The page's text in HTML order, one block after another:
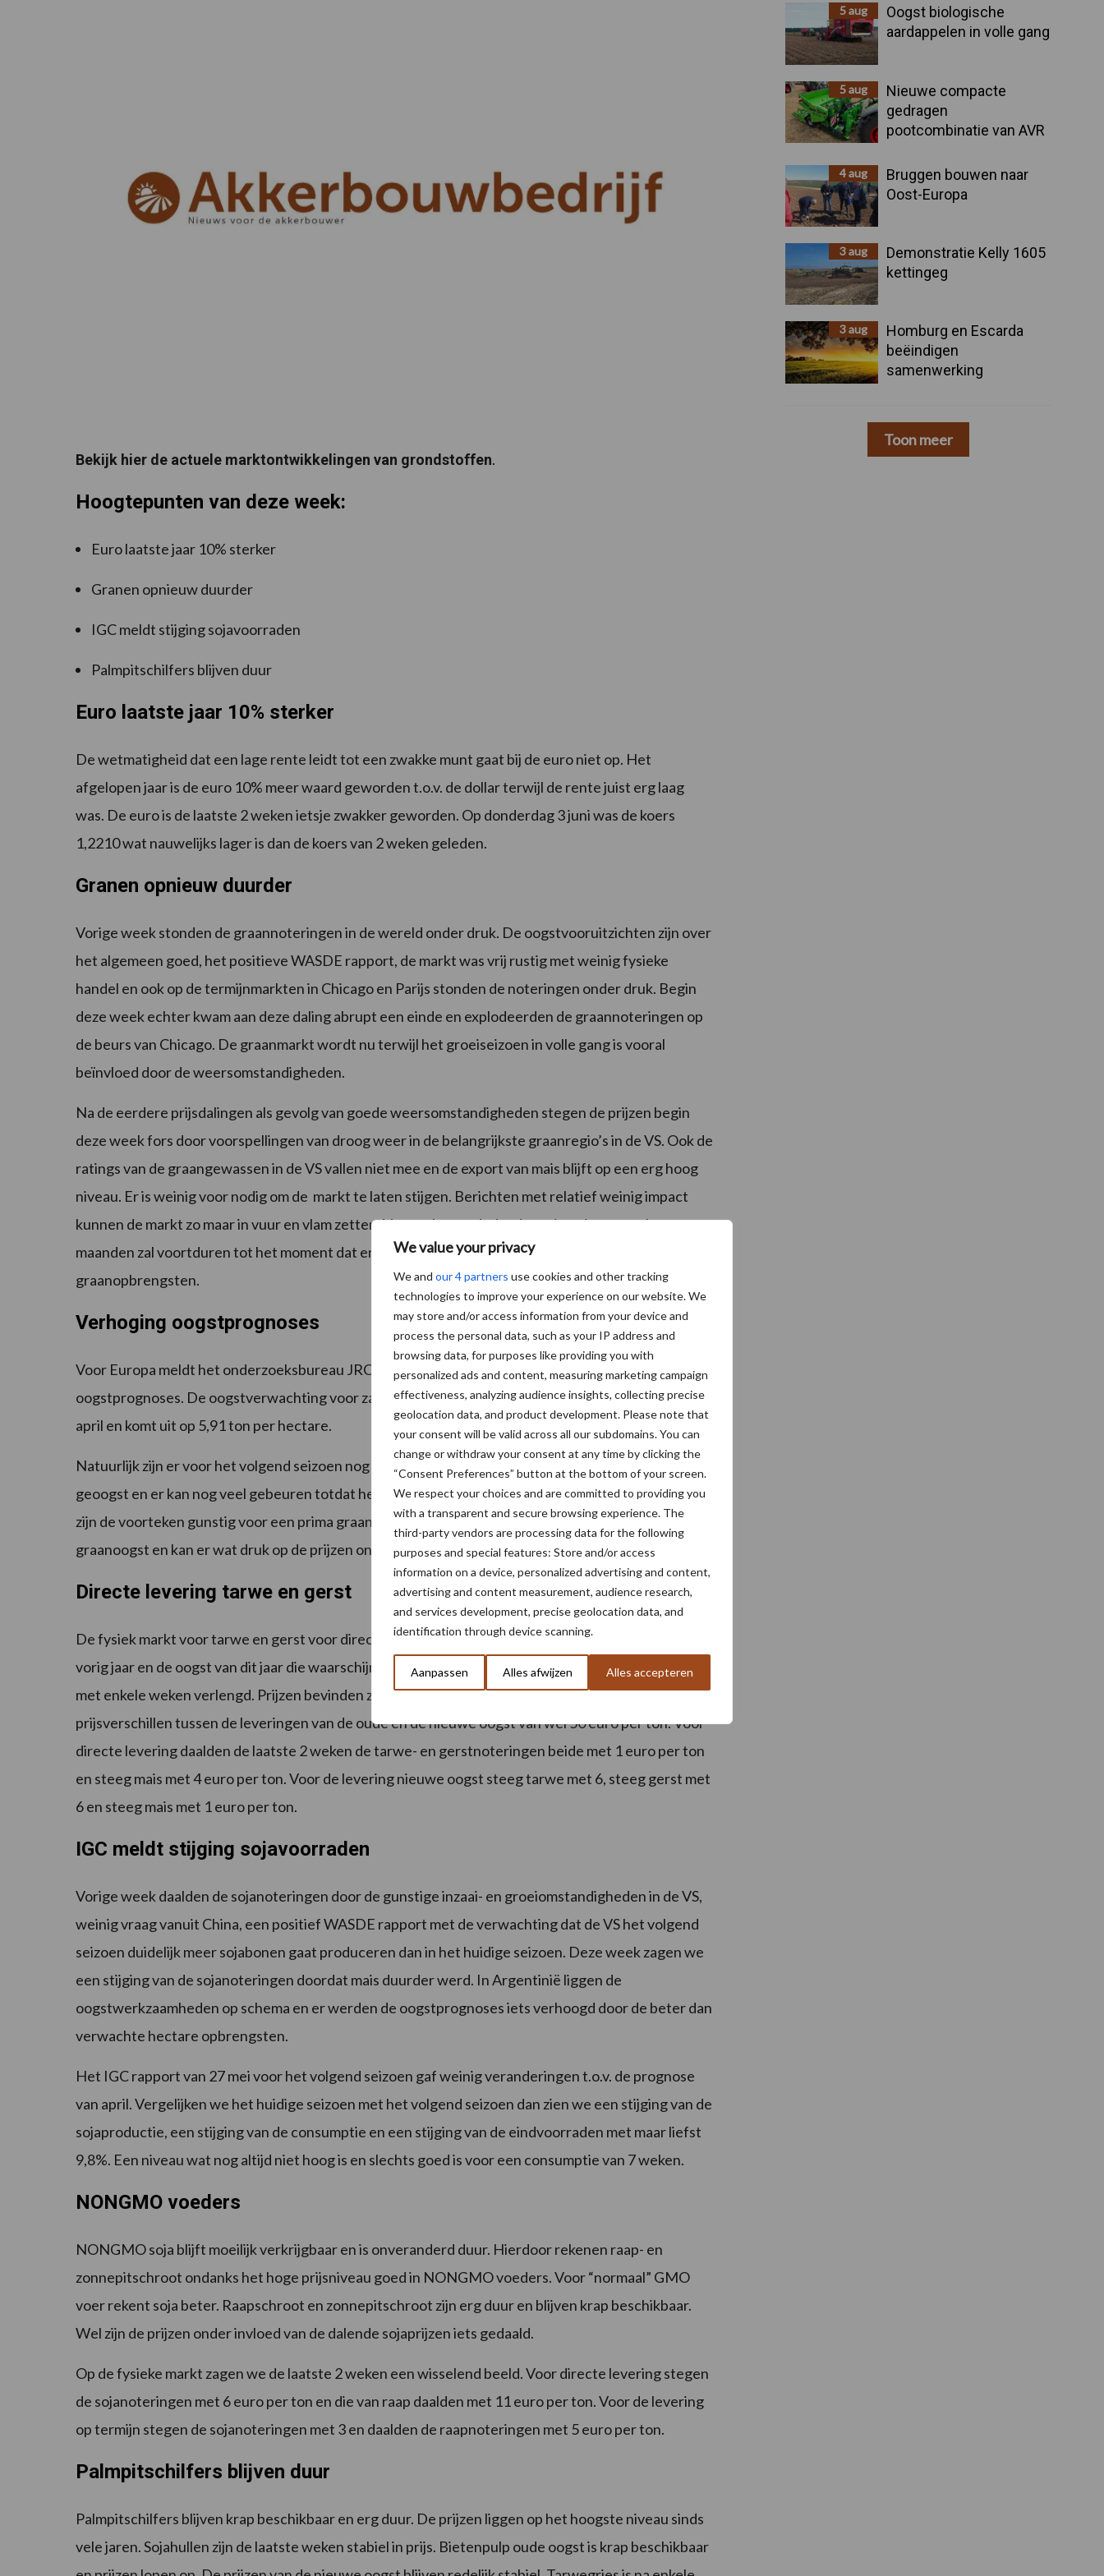
We value your privacy
We and our 4 partners use cookies and other tracking
technologies to improve your experience on our website. We
may store and/or access information from your device and
process the personal data, such as your IP address and
browsing data, for purposes like providing you with
personalized ads and content, measuring marketing campaign
effectiveness, analyzing audience insights, collecting precise
geolocation data, and product development. Please note that
your consent will be valid across all our subdomains. You can
change or withdraw your consent at any time by clicking the
“Consent Preferences” button at the bottom of your screen.
We respect your choices and are committed to providing you
with a transparent and secure browsing experience. The
third-party vendors are processing data for the following
purposes and special features: Store and/or access
information on a device, personalized advertising and content,
advertising and content measurement, audience research,
and services development, precise geolocation data, and
identification through device scanning.
Aanpassen Alles afwijzen Alles accepteren
Bekijk hier de actuele marktontwikkelingen van grondstoffen.
Hoogtepunten van deze week:
Euro laatste jaar 10% sterker
Granen opnieuw duurder
IGC meldt stijging sojavoorraden
Palmpitschilfers blijven duur
Euro laatste jaar 10% sterker
De wetmatigheid dat een lage rente leidt tot een zwakke munt gaat bij de euro niet op. Het
afgelopen jaar is de euro 10% meer waard geworden t.o.v. de dollar terwijl de rente juist erg laag
was. De euro is de laatste 2 weken ietsje zwakker geworden. Op donderdag 3 juni was de koers
1,2210 wat nauwelijks lager is dan de koers van 2 weken geleden.
Granen opnieuw duurder
Vorige week stonden de graannoteringen in de wereld onder druk. De oogstvooruitzichten zijn over
het algemeen goed, het positieve WASDE rapport, de markt was vrij rustig met weinig fysieke
handel en ook op de termijnmarkten in Chicago en Parijs stonden de noteringen onder druk. Begin
deze week echter kwam aan deze daling abrupt een einde en explodeerden de graannoteringen op
de beurs van Chicago. De graanmarkt wordt nu terwijl het groeiseizoen in volle gang is vooral
beïnvloed door de weersomstandigheden.
Na de eerdere prijsdalingen als gevolg van goede weersomstandigheden stegen de prijzen begin
deze week fors door voorspellingen van droog weer in de belangrijkste graanregio’s in de VS. Ook de
ratings van de graangewassen in de VS vallen niet mee en de export van mais blijft op een erg hoog
niveau. Er is weinig voor nodig om de markt te laten stijgen. Berichten met relatief weinig impact
kunnen de markt zo maar in vuur en vlam zetten. Verwacht wordt dat deze situatie nog wel een paar
maanden zal voortduren tot het moment dat er meer duidelijkheid is over de uiteindelijke
graanopbrengsten.
Verhoging oogstprognoses
Voor Europa meldt het onderzoeksbureau JRC van de Europese Commissie een verhoging va de
oogstprognoses. De oogstverwachting voor zachte tarwe is met 1% verhoogd t.o.v. de schatting van
april en komt uit op 5,91 ton per hectare.
Natuurlijk zijn er voor het volgend seizoen nog de nodige onzekerheden. Het graan is nog niet
geoogst en er kan nog veel gebeuren totdat het graan in de schuur is opgeslagen. Voorlopig echter
zijn de voorteken gunstig voor een prima graanoogst. Vanaf de volgende maand juni begint de
graanoogst en kan er wat druk op de prijzen ontstaan.
Directe levering tarwe en gerst
De fysiek markt voor tarwe en gerst voor directe levering is zeer krap. Door de vroege oogst van
vorig jaar en de oogst van dit jaar die waarschijnlijk wat later komt, wordt het graanseizoen zo maar
met enkele weken verlengd. Prijzen bevinden zich dan ook op een zeer hoog niveau met een grote
prijsverschillen tussen de leveringen van de oude en de nieuwe oogst van wel 50 euro per ton. Voor
directe levering daalden de laatste 2 weken de tarwe- en gerstnoteringen beide met 1 euro per ton
en steeg mais met 4 euro per ton. Voor de levering nieuwe oogst steeg tarwe met 6, steeg gerst met
6 en steeg mais met 1 euro per ton.
IGC meldt stijging sojavoorraden
Vorige week daalden de sojanoteringen door de gunstige inzaai- en groeiomstandigheden in de VS,
weinig vraag vanuit China, een positief WASDE rapport met de verwachting dat de VS het volgend
seizoen duidelijk meer sojabonen gaat produceren dan in het huidige seizoen. Deze week zagen we
een stijging van de sojanoteringen doordat mais duurder werd. In Argentinië liggen de
oogstwerkzaamheden op schema en er werden de oogstprognoses iets verhoogd door de beter dan
verwachte hectare opbrengsten.
Het IGC rapport van 27 mei voor het volgend seizoen gaf weinig veranderingen t.o.v. de prognose
van april. Vergelijken we het huidige seizoen met het volgend seizoen dan zien we een stijging van de
sojaproductie, een stijging van de consumptie en een stijging van de eindvoorraden met maar liefst
9,8%. Een niveau wat nog altijd niet hoog is en slechts goed is voor een consumptie van 7 weken.
NONGMO voeders
NONGMO soja blijft moeilijk verkrijgbaar en is onveranderd duur. Hierdoor rekenen raap- en
zonnepitschroot ondanks het hoge prijsniveau goed in NONGMO voeders. Voor “normaal” GMO
voer rekent soja beter. Raapschroot en zonnepitschroot zijn erg duur en blijven krap beschikbaar.
Wel zijn de prijzen onder invloed van de dalende sojaprijzen iets gedaald.
Op de fysieke markt zagen we de laatste 2 weken een wisselend beeld. Voor directe levering stegen
de sojanoteringen met 6 euro per ton en die van raap daalden met 11 euro per ton. Voor de levering
op termijn stegen de sojanoteringen met 3 en daalden de raapnoteringen met 5 euro per ton.
Palmpitschilfers blijven duur
Palmpitschilfers blijven krap beschikbaar en erg duur. De prijzen liggen op het hoogste niveau sinds
vele jaren. Sojahullen zijn de laatste weken stabiel in prijs. Bietenpulp oude oogst is krap beschikbaar
Sidebar5 aug
Oogst biologische
aardappelen in volle gang
5 aug
Nieuwe compacte
gedragen
pootcombinatie van AVR
4 aug
Bruggen bouwen naar
Oost-Europa
3 aug
Demonstratie Kelly 1605
kettingeg
3 aug
Homburg en Escarda
beëindigen
samenwerking
Toon meer